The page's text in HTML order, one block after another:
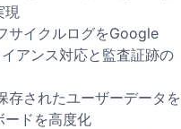
現
サイクルログをGoogle
アンス対応と監査証跡の
存されたユーザーデータを
ードを高度化